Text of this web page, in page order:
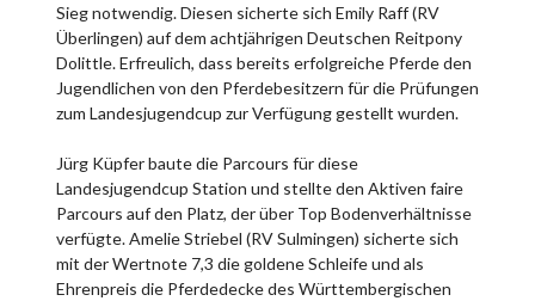
Sieg notwendig. Diesen sicherte sich Emily Raff (RV
Überlingen) auf dem achtjährigen Deutschen Reitpony
Dolittle. Erfreulich, dass bereits erfolgreiche Pferde den
Jugendlichen von den Pferdebesitzern für die Prüfungen
zum Landesjugendcup zur Verfügung gestellt wurden.
Jürg Küpfer baute die Parcours für diese
Landesjugendcup Station und stellte den Aktiven faire
Parcours auf den Platz, der über Top Bodenverhältnisse
verfügte. Amelie Striebel (RV Sulmingen) sicherte sich
mit der Wertnote 7,3 die goldene Schleife und als
Ehrenpreis die Pferdedecke des Württembergischen